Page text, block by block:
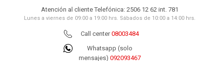
Atención al cliente Telefónica: 2506 12 62 int. 781
Lunes a viernes de 09:00 a 19:00 hrs. Sábados de 10:00 a 14:00 hrs.
Call center08003484
Whatsapp (solo
mensajes) 092093467